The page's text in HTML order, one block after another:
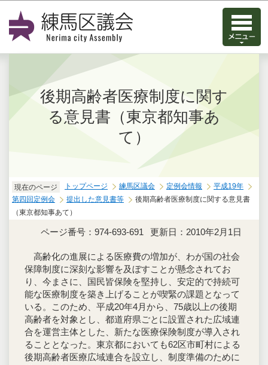
後期高齢者医療制度に関す
る意見書（東京都知事あ
て）
現在のページ トップページ 練馬区議会 定例会情報
平成19年
第四回定例会
提出した意見書等
後期高齢者医療制度に関する意見書
（東京都知事あて）
ページ番号：974-693-691 更新日：2010年2月1日
高齢化の進展による医療費の増加が、わが国の社会
保障制度に深刻な影響を及ぼすことが懸念されてお
り、今まさに、国民皆保険を堅持し、安定的で持続可
能な医療制度を築き上げることが喫緊の課題となって
いる。このため、平成20年4月から、75歳以上の後期
高齢者を対象とし、都道府県ごとに設置された広域連
合を運営主体とした、新たな医療保険制度が導入され
ることとなった。東京都においても62区市町村による
後期高齢者医療広域連合を設立し、制度準備のために